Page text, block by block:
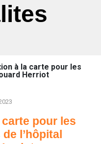
à la carte pour les
Herriot
pour les
l’hôpital